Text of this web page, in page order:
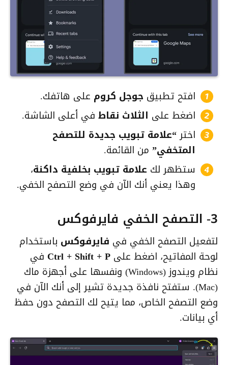
افتح تطبيق جوجل كروم على هاتفك.
اضغط على الثلاث نقاطفي أعلى الشاشة.
اختر“علامة تبويب جديدة للتصفح
المتخفي”من القائمة.
ستظهر لك علامة تبويب بخلفية داكنة،
وهذا يعني أنك الآن في وضع التصفح الخفي.
3- التصفح الخفي فايرفوكس
لتفعيل التصفح الخفي في فايرفوكس باستخدام
لوحة المفاتيح، اضغط على Ctrl + Shift + P في
نظام ويندوز (Windows) ونفسها على أجهزة ماك
(Mac). ستفتح نافذة جديدة تشير إلى أنك الآن في
وضع التصفح الخاص، مما يتيح لك التصفح دون حفظ
أي بيانات.